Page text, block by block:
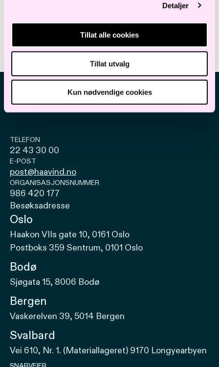
Detaljer
Tillat alle cookies
Tillat utvalg
Kun nødvendige cookies
TELEFON
22 43 30 00
E-POST
post@haavind.no
ORGANISASJONSNUMMER
986 420 177
Besøksadresse
Oslo
Haakon VIIs gate 10, 0161 Oslo
Postboks 359 Sentrum, 0101 Oslo
Bodø
Sjøgata 15, 8006 Bodø
Bergen
Vaskerelven 39, 5014 Bergen
Svalbard
Vei 610, Nr. 1. (Materiallageret) 9170 Longyearbyen